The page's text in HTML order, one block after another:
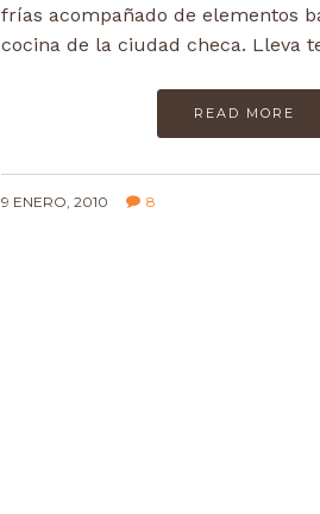
frías acompañado de elementos
cocina de la ciudad checa. Lleva
READ MORE
9 ENERO, 2010 8